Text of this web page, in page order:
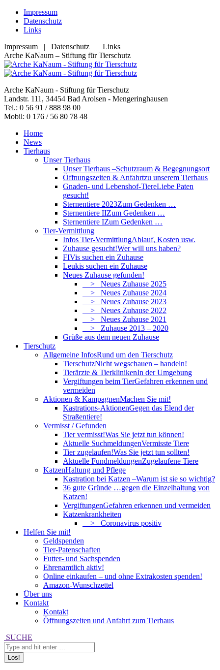
Zum
Inhalt
springen
Impressum
Datenschutz
Links
Impressum | Datenschutz | Links
Facebook
page
opens
new
window
YouTube
page
opens
new
window
RSS
page
opens
new
window
E-
Mail
page
in
new
window
Arche KaNaum – Stiftung für Tierschutz
Arche KaNaum - Stiftung für Tierschutz
Landstr. 111, 34454 Bad Arolsen - Mengeringhausen
Tel.: 0 56 91 / 888 98 00
Mobil: 0 176 / 56 80 78 48
Home
News
Tierhaus
Unser Tierhaus
Unser Tierhaus –Schutzraum & Begegnungsort
Öffnungszeiten & Anfahrtzu unserem Tierhaus
Gnaden- und Lebenshof-TiereLiebe Paten
gesucht!
Sternentiere 2023Zum Gedenken …
Sternentiere IIZum Gedenken …
Sternentiere IZum Gedenken …
Tier-Vermittlung
Infos Tier-VermittlungAblauf, Kosten usw.
Zuhause gesucht!Wer will uns haben?
FIVis suchen ein Zuhause
Leukis suchen ein Zuhause
Neues Zuhause gefunden!
> Neues Zuhause 2025
> Neues Zuhause 2024
> Neues Zuhause 2023
> Neues Zuhause 2022
> Neues Zuhause 2021
> Zuhause 2013 – 2020
Grüße aus dem neuen Zuhause
Tierschutz
Allgemeine InfosRund um den Tierschutz
TierschutzNicht wegschauen – handeln!
Tierärzte & TierklinikenIn der Umgebung
Vergiftungen beim TierGefahren erkennen und
vermeiden
Aktionen & KampagnenMachen Sie mit!
Kastrations-AktionenGegen das Elend der
Straßentiere!
Vermisst / Gefunden
Tier vermisst!Was Sie jetzt tun können!
Aktuelle SuchmeldungenVermisste Tiere
Tier zugelaufen!Was Sie jetzt tun sollten!
Aktuelle FundmeldungenZugelaufene Tiere
KatzenHaltung und Pflege
Kastration bei Katzen –Warum ist sie so wichtig?
36 gute Gründe …gegen die Einzelhaltung von
Katzen!
VergiftungenGefahren erkennen und vermeiden
Katzenkrankheiten
> Coronavirus positiv
Helfen Sie mit!
Geldspenden
Tier-Patenschaften
Futter- und Sachspenden
Ehrenamtlich aktiv!
Online einkaufen – und ohne Extrakosten spenden!
Amazon-Wunschzettel
Über uns
Kontakt
Kontakt
Öffnungszeiten und Anfahrt zum Tierhaus
Search:
SUCHE